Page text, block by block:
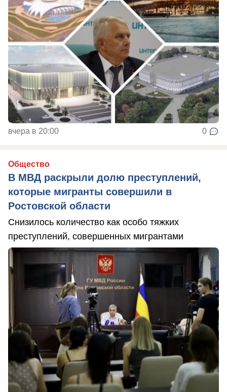
вчера в 20:00 0
Общество
В МВД раскрыли долю преступлений,
которые мигранты совершили в
Ростовской области
Снизилось количество как особо тяжких
преступлений, совершенных мигрантами